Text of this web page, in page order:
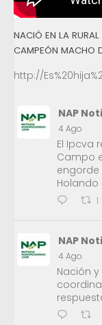
NACIÓ EN LA
CAMPEÓN MACHO
http://
NAP
4 Ago
El Ipcva
Campo
engorde
Holando
1
NAP
4 Ago
Nación